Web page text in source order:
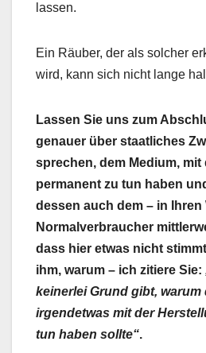
lassen.
Ein Räuber, der als solcher
wird, kann sich nicht lange
Lassen Sie uns zum
genauer über staatliches
sprechen, dem Medium, mit
permanent zu tun haben
dessen auch dem – in Ihren
Normalverbraucher
dass hier etwas nicht
ihm, warum – ich zitiere Sie:
keinerlei Grund gibt, warum
irgendetwas mit der
tun haben sollte“.